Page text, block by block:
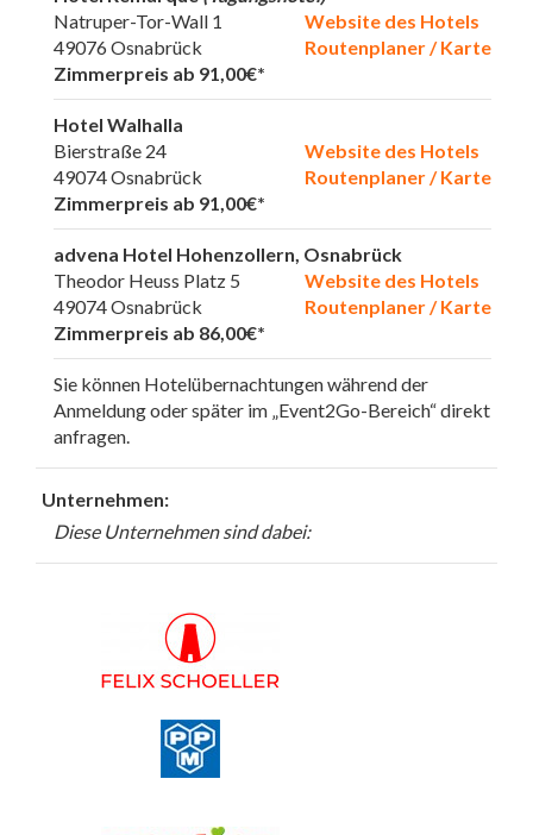
Website des Hotels
Routenplaner / Karte
Natruper-Tor-Wall 1
49076 Osnabrück
Zimmerpreis ab 91,00€*
Hotel Walhalla
Website des Hotels
Routenplaner / Karte
Bierstraße 24
49074 Osnabrück
Zimmerpreis ab 91,00€*
advena Hotel Hohenzollern, Osnabrück
Website des Hotels
Routenplaner / Karte
Theodor Heuss Platz 5
49074 Osnabrück
Zimmerpreis ab 86,00€*
Sie können Hotelübernachtungen während der
Anmeldung oder später im „Event2Go-Bereich“ direkt
anfragen.
Unternehmen:
Diese Unternehmen sind dabei: